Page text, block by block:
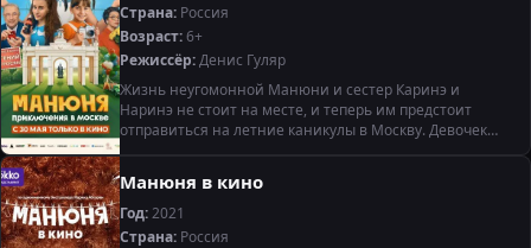
Страна: Россия
Возраст:6+
Режиссёр:Денис Гуляр
Жизнь неугомонной Манюни и сестер Каринэ и
Наринэ не стоит на месте, и теперь им предстоит
отправиться на летние каникулы в Москву. Девочек
Манюня в кино
Год:2021
Страна: Россия